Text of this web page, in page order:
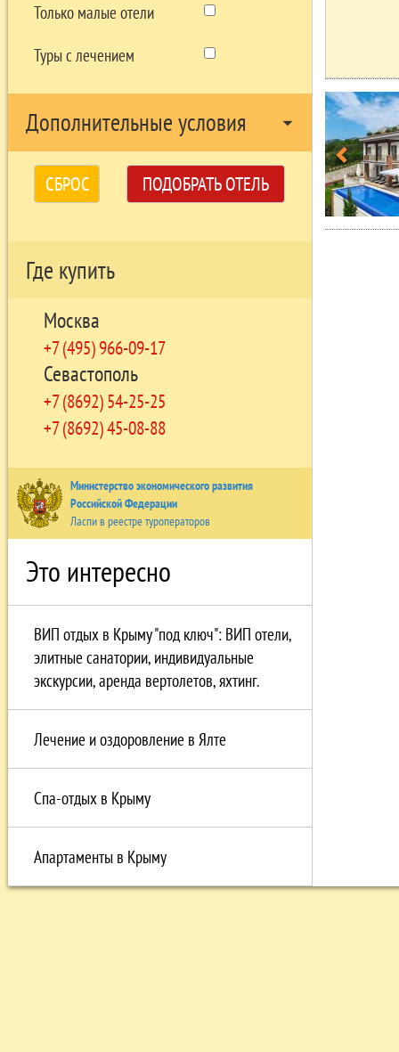
Только малые отели
Туры с лечением
Дополнительные условия arrow_drop_down
СБРОС ПОДОБРАТЬ ОТЕЛЬ
Где купить
Москва
+7 (495) 966-09-17
Севастополь
+7 (8692) 54-25-25
+7 (8692) 45-08-88
Министерство экономического развития
Российской Федерации
Ласпи в реестре туроператоров
Это интересно
ВИП отдых в Крыму "под ключ": ВИП отели,
элитные санатории, индивидуальные
экскурсии, аренда вертолетов, яхтинг.
Лечение и оздоровление в Ялте
Спа-отдых в Крыму
Апартаменты в Крыму